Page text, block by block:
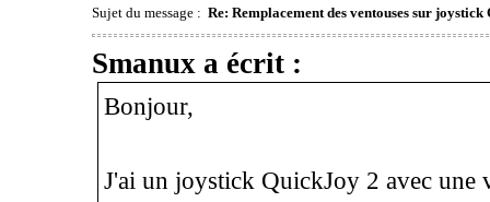
Sujet du message : Re: Remplacement des ventouses sur
Smanux a écrit :
Bonjour,
J'ai un joystick QuickJoy 2 avec une